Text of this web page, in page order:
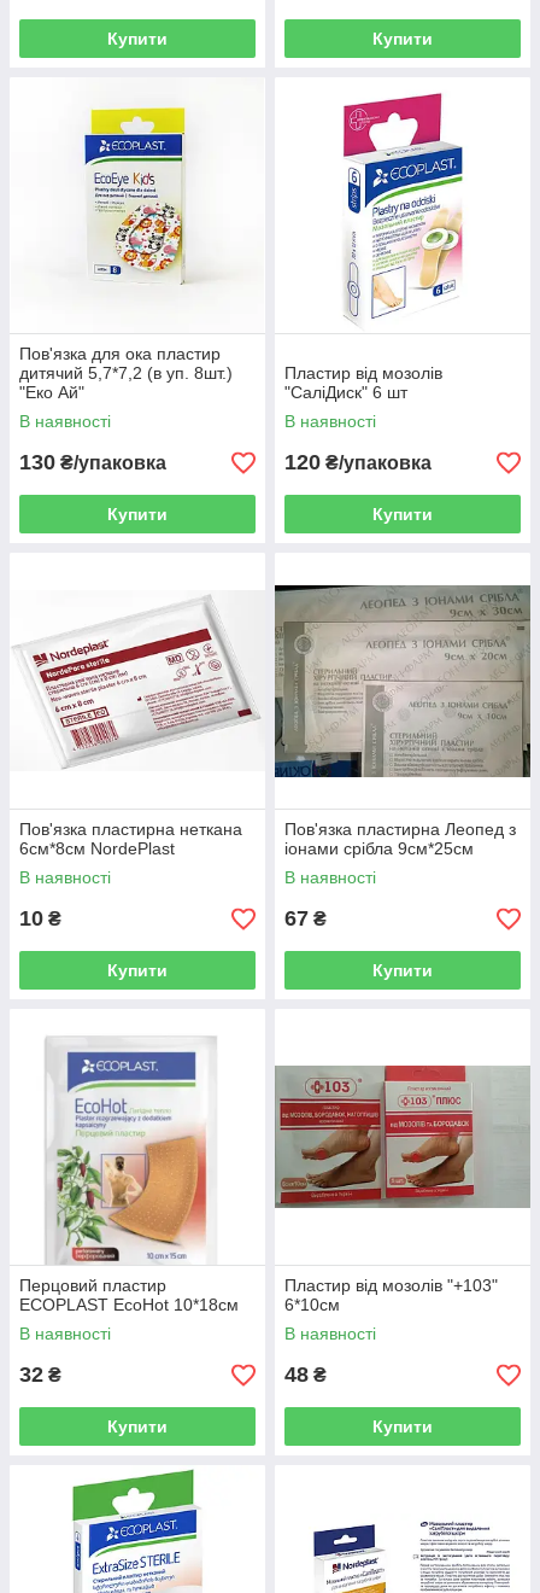
Купити Купити
Пов'язка для ока пластир
дитячий 5,7*7,2 (в уп. 8шт.)
"Еко Ай"
В наявності
130 ₴/упаковка
Купити
Пластир від мозолів
"СаліДиск" 6 шт
В наявності
120 ₴/упаковка
Купити
Пов'язка пластирна неткана
6см*8см NordePlast
В наявності
10 ₴
Купити
Пов'язка пластирна Леопед з
іонами срібла 9см*25см
В наявності
67 ₴
Купити
Перцовий пластир
ECOPLAST EcoHot 10*18см
В наявності
32 ₴
Купити
Пластир від мозолів "+103"
6*10см
В наявності
48 ₴
Купити